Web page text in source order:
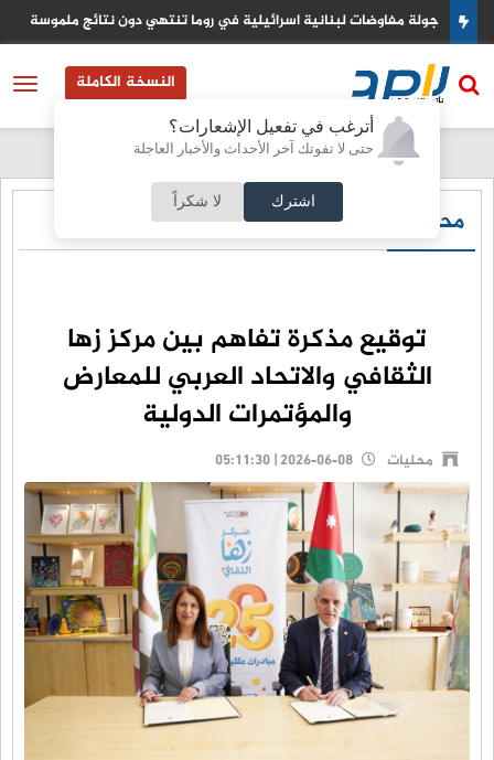
أترغب في تفعيل الإشعارات؟
حتى لا تفوتك آخر الأحداث والأخبار العاجلة
اشترك لا شكراً
في روما تنتهي دون نتائج ملموسة السعودية تتاهب لتصبح مركزا
النسخة الكاملة
محليات
توقيع مذكرة تفاهم بين مركز زها
الثقافي والاتحاد العربي للمعارض
والمؤتمرات الدولية
محليات